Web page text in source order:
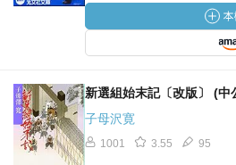
新選組始末記〔改版〕 (中
子母沢寛
1001 3.55 95